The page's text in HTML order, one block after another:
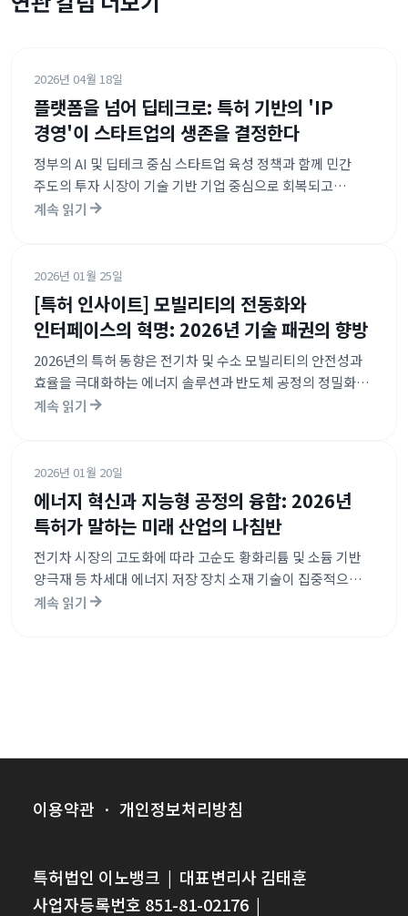
2026년 04월 18일
플랫폼을 넘어 딥테크로: 특허 기반의 'IP
경영'이 스타트업의 생존을 결정한다
정부의 AI 및 딥테크 중심 스타트업 육성 정책과 함께 민간
주도의 투자 시장이 기술 기반 기업 중심으로 회복되고
있습니다. 특히 플랫폼 서비스에서 기술 인프라로 투자의
전략적 IP 지원은 스타트업의 글로벌 진출을 위한 필수적인
안전망 역할을 하고 있습니다.
계속 읽기
2026년 01월 25일
[특허 인사이트] 모빌리티의 전동화와
인터페이스의 혁명: 2026년 기술 패권의 향방
2026년의 특허 동향은 전기차 및 수소 모빌리티의 안전성과
효율을 극대화하는 에너지 솔루션과 반도체 공정의 정밀화가
주도하고 있습니다. 특히 뇌-컴퓨터 인터페이스(BCI)와 증강
관리와 AI 최적화 기술이 제조, 물류, 농업 시스템의 디지털
전환을 가속화하고 있음을 보여줍니다.
계속 읽기
2026년 01월 20일
에너지 혁신과 지능형 공정의 융합: 2026년
특허가 말하는 미래 산업의 나침반
전기차 시장의 고도화에 따라 고순도 황화리튬 및 소듐 기반
양극재 등 차세대 에너지 저장 장치 소재 기술이 집중적으로
출원되고 있습니다. 뉴럴 네트워크의 가속화 및 양자화 기술과
계속 읽기
이용약관 · 개인정보처리방침
특허법인 이노뱅크 | 대표변리사 김태훈
사업자등록번호 851-81-02176 |